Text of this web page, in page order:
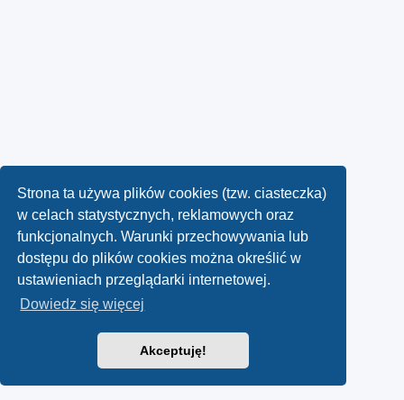
Strona ta używa plików cookies (tzw. ciasteczka)
w celach statystycznych, reklamowych oraz
funkcjonalnych. Warunki przechowywania lub
dostępu do plików cookies można określić w
ustawieniach przeglądarki internetowej.
Dowiedz się więcej
Akceptuję!